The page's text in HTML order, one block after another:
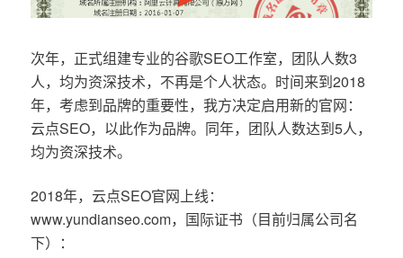
次年，正式组建专业的谷歌SEO工作室，团队人数3
人，均为资深技术，不再是个人状态。时间来到2018
年，考虑到品牌的重要性，我方决定启用新的官网：
云点SEO，以此作为品牌。同年，团队人数达到5人，
均为资深技术。
2018年，云点SEO官网上线：
www.yundianseo.com，国际证书（目前归属公司名
下）：